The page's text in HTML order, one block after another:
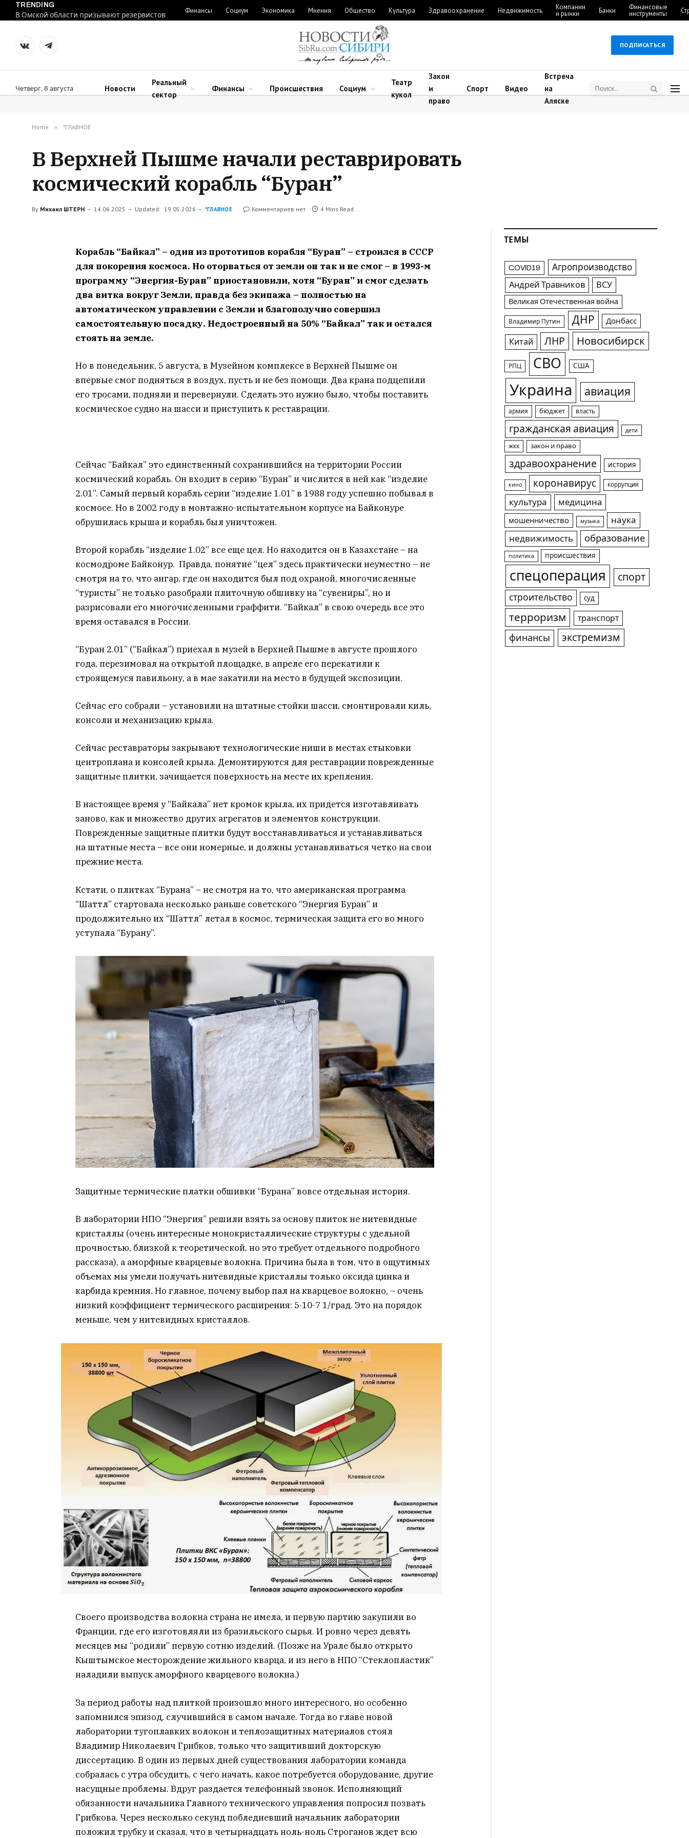
TRENDING
В Омской области призывают резервистов
Финансы Социум Экономика Мнения Общество Культура Здравоохранение Недвижимость Компании
и рынки Банки Финансовые
инструменты
VKontakteTelegram
ПОДПИСАТЬСЯ
Четверг, 6 августа Новости
Реальный
сектор
Финансы Происшествия Социум
Театр
кукол
Закон
и
право
Спорт Видео
Встреча
на
Аляске
Home » *ГЛАВНОЕ
В Верхней Пышме начали реставрировать
космический корабль “Буран”
By Михаил ШТЕРН 14.06.2025 Updated: 19.05.2026 *ГЛАВНОЕ Комментариев нет 4 Mins Read
Корабль “Байкал” – один из прототипов корабля “Буран” – строился в СССР
для покорения космоса. Но оторваться от земли он так и не смог – в 1993-м
программу “Энергия-Буран” приостановили, хотя “Буран” и смог сделать
два витка вокруг Земли, правда без экипажа – полностью на
автоматическом управлении с Земли и благополучно совершил
самостоятельную посадку. Недостроенный на 50% “Байкал” так и остался
стоять на земле.
Но в понедельник, 5 августа, в Музейном комплексе в Верхней Пышме он
впервые смог подняться в воздух, пусть и не без помощи. Два крана подцепили
его тросами, подняли и перевернули. Сделать это нужно было, чтобы поставить
космическое судно на шасси и приступить к реставрации.
Сейчас “Байкал” это единственный сохранившийся на территории России
космический корабль. Он входит в серию “Буран” и числится в ней как “изделие
2.01”. Самый первый корабль серии “изделие 1.01” в 1988 году успешно побывал в
космосе. Но в 2002 году в монтажно-испытательном корпусе на Байконуре
обрушилась крыша и корабль был уничтожен.
Второй корабль “изделие 1.02” все еще цел. Но находится он в Казахстане – на
космодроме Байконур. Правда, понятие “цел” здесь практически неуместно – не
смотря на то, что ангар, где он находится был под охраной, многочисленные
“туристы” не только разобрали плиточную обшивку на “сувениры”, но и
разрисовали его многочисленными граффити. “Байкал” в свою очередь все это
время оставался в России.
“Буран 2.01” (“Байкал”) приехал в музей в Верхней Пышме в августе прошлого
года, перезимовал на открытой площадке, в апреле его перекатили к
строящемуся павильону, а в мае закатили на место в будущей экспозиции.
Сейчас его собрали – установили на штатные стойки шасси, смонтировали киль,
консоли и механизацию крыла.
Сейчас реставраторы закрывают технологические ниши в местах стыковки
центроплана и консолей крыла. Демонтируются для реставрации поврежденные
защитные плитки, зачищается поверхность на месте их крепления.
В настоящее время у “Байкала” нет кромок крыла, их придется изготавливать
заново, как и множество других агрегатов и элементов конструкции.
Поврежденные защитные плитки будут восстанавливаться и устанавливаться
на штатные места – все они номерные, и должны устанавливаться четко на свои
прежние места.
Кстати, о плитках “Бурана” – не смотря на то, что американская программа
“Шаттл” стартовала несколько раньше советского “Энергия Буран” и
продолжительно их “Шаттл” летал в космос, термическая защита его во много
уступала “Бурану”.
Защитные термические платки обшивки “Бурана” вовсе отдельная история.
В лаборатории НПО “Энергия” решили взять за основу плиток не нитевидные
кристаллы (очень интересные монокристаллические структуры с удельной
прочностью, близкой к теоретической, но это требует отдельного подробного
рассказа), а аморфные кварцевые волокна. Причина была в том, что в ощутимых
объемах мы умели получать нитевидные кристаллы только оксида цинка и
карбида кремния. Но главное, почему выбор пал на кварцевое волокно, – очень
низкий коэффициент термического расширения: 5·10-7 1/град. Это на порядок
меньше, чем у нитевидных кристаллов.
Своего производства волокна страна не имела, и первую партию закупили во
Франции, где его изготовляли из бразильского сырья. И ровно через девять
месяцев мы “родили” первую сотню изделий. (Позже на Урале было открыто
Кыштымское месторождение жильного кварца, и из него в НПО “Стеклопластик”
наладили выпуск аморфного кварцевого волокна.)
За период работы над плиткой произошло много интересного, но особенно
запомнился эпизод, случившийся в самом начале. Тогда во главе новой
лаборатории тугоплавких волокон и теплозащитных материалов стоял
Владимир Николаевич Грибков, только что защитивший докторскую
диссертацию. В один из первых дней существования лаборатории команда
собралась с утра обсудить, с чего начать, какое потребуется оборудование, другие
насущные проблемы. Вдруг раздается телефонный звонок. Исполняющий
обязанности начальника Главного технического управления попросил позвать
Грибкова. Через несколько секунд побледневший начальник лаборатории
положил трубку и сказал, что в четырнадцать ноль-ноль Строганов ждет всю
ТЕМЫ
COVID19 Агропроизводство
Андрей Травников ВСУ
Великая Отечественная война
Владимир Путин ДНР Донбасс
Китай ЛНР Новосибирск
РПЦ СВО США
Украина авиация
армия бюджет власть
гражданская авиация дети
жкх закон и право
здравоохранение история
кино коронавирус коррупция
культура медицина
мошенничество музыка
наука
недвижимость
образование
политика происшествия
спецоперация спорт
строительство суд
терроризм транспорт
финансы экстремизм